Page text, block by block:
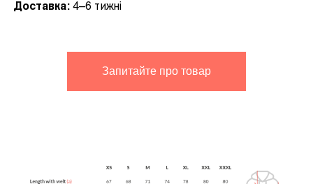
Доставка: 4–6 тижні
Запитайте про товар